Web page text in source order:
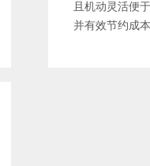
且机动灵活便
并有效节约成